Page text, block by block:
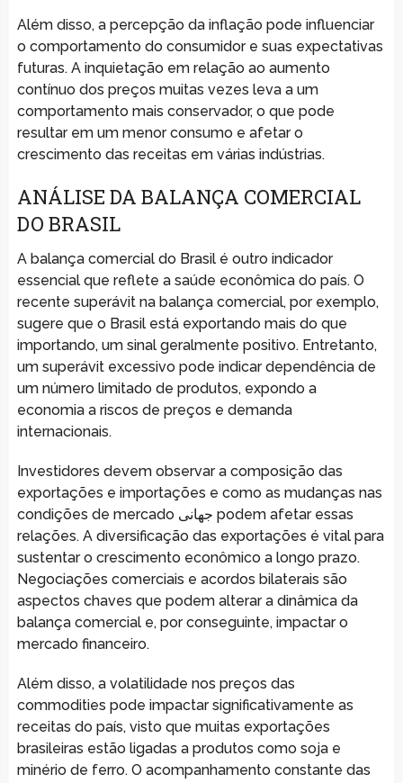
Além disso, a percepção da inflação pode influenciar
o comportamento do consumidor e suas expectativas
futuras. A inquietação em relação ao aumento
contínuo dos preços muitas vezes leva a um
comportamento mais conservador, o que pode
resultar em um menor consumo e afetar o
crescimento das receitas em várias indústrias.
ANÁLISE DA BALANÇA COMERCIAL
DO BRASIL
A balança comercial do Brasil é outro indicador
essencial que reflete a saúde econômica do país. O
recente superávit na balança comercial, por exemplo,
sugere que o Brasil está exportando mais do que
importando, um sinal geralmente positivo. Entretanto,
um superávit excessivo pode indicar dependência de
um número limitado de produtos, expondo a
economia a riscos de preços e demanda
internacionais.
Investidores devem observar a composição das
exportações e importações e como as mudanças nas
condições de mercado جهانی podem afetar essas
relações. A diversificação das exportações é vital para
sustentar o crescimento econômico a longo prazo.
Negociações comerciais e acordos bilaterais são
aspectos chaves que podem alterar a dinâmica da
balança comercial e, por conseguinte, impactar o
mercado financeiro.
Além disso, a volatilidade nos preços das
commodities pode impactar significativamente as
receitas do país, visto que muitas exportações
brasileiras estão ligadas a produtos como soja e
minério de ferro. O acompanhamento constante das